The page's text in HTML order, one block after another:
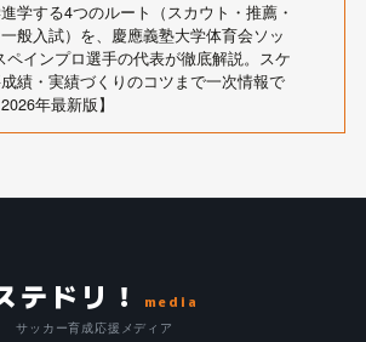
学する4つのルート（スカウト・推薦・
般入試）を、慶應義塾大学体育会ソッ
ペインプロ選手の代表が徹底解説。スケ
績・実績づくりのコツまで一次情報で
年最新版】
テドリ！ media
サッカー育成応援メディア